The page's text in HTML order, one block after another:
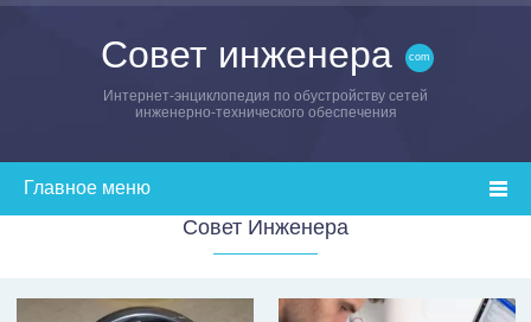
Совет инженера
Интернет-энциклопедия по обустройству сетей
инженерно-технического обеспечения
Совет Инженера